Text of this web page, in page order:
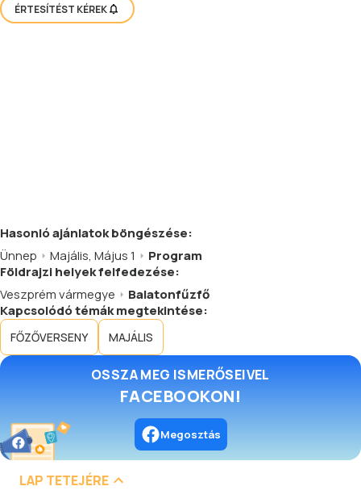
ÉRTESÍTÉST KÉREK
Hasonlóajánlatokböngészése:
Ünnep
Majális, Május 1
Program
Földrajzi helyek felfedezése:
Veszprém vármegye
Balatonfűzfő
Kapcsolódó témák megtekintése:
FŐZŐVERSENY MAJÁLIS
OSSZA MEG ISMERŐSEIVEL
FACEBOOKON!
Megosztás
LAP TETEJÉRE